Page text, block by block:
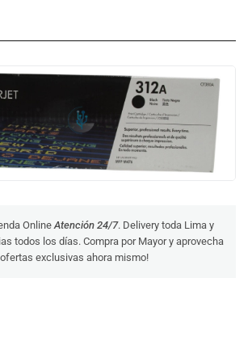
Online Atención 24/7. Delivery toda Lima y
todos los días. Compra por Mayor y aprovecha
ofertas exclusivas ahora mismo!